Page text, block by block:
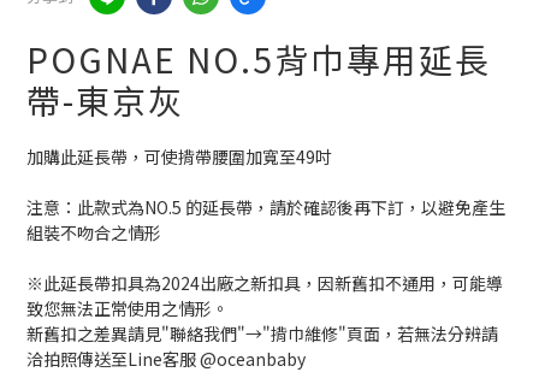
POGNAE NO.5背巾專用延長
帶-東京灰
加購此延長帶，可使揹帶腰圍加寬至49吋
注意：此款式為NO.5 的延長帶，請於確認後再下訂，以避免產生
組裝不吻合之情形
※此延長帶扣具為2024出廠之新扣具，因新舊扣不通用，可能導
致您無法正常使用之情形。
新舊扣之差異請見"聯絡我們"→"揹巾維修"頁面，若無法分辨請
洽拍照傳送至Line客服 @oceanbaby